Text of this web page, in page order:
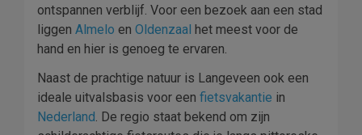
ontspannen verblijf. Voor een bezoek aan een stad
liggen Almelo en Oldenzaal het meest voor de
hand en hier is genoeg te ervaren.
Naast de prachtige natuur is Langeveen ook een
ideale uitvalsbasis voor een fietsvakantie in
Nederland. De regio staat bekend om zijn